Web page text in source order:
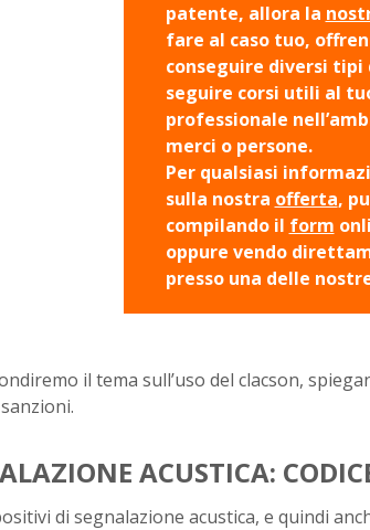
patente, allora la
fare al caso tuo,
conseguire diversi
seguire corsi utili al
professionale
merci o persone.
Per qualsiasi
sulla nostra offerta,
compilando il form
oppure vendo
presso una delle
il tema sull’uso del clacson,
ACUSTICA:
di segnalazione acustica, e quindi